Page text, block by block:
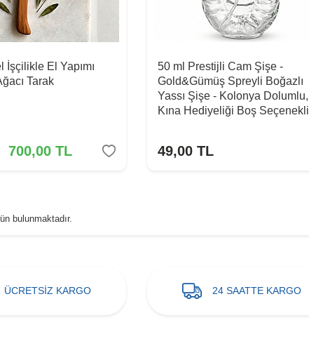
İşçilikle El Yapımı
Tarak
700,00 TL
50 ml Prestijli Cam Şişe -
Gold&Gümüş Spreyli Boğazlı
Yassı Şişe - Kolonya Dolumlu,
Kına Hediyeliği Boş Seçenekli
49,00TL
bulunmaktadır.
ÜCRETSİZ KARGO 24 SAATTE KARGO